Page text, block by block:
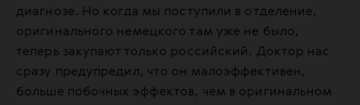
диагнозе. Но когда мы поступили в отделение,
оригинального немецкого там уже не было,
теперь закупают только российский. Доктор нас
сразу предупредил, что он малоэффективен,
больше побочных эффектов, чем в оригинальном